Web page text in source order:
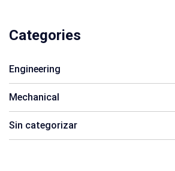
Categories
Engineering
Mechanical
Sin categorizar